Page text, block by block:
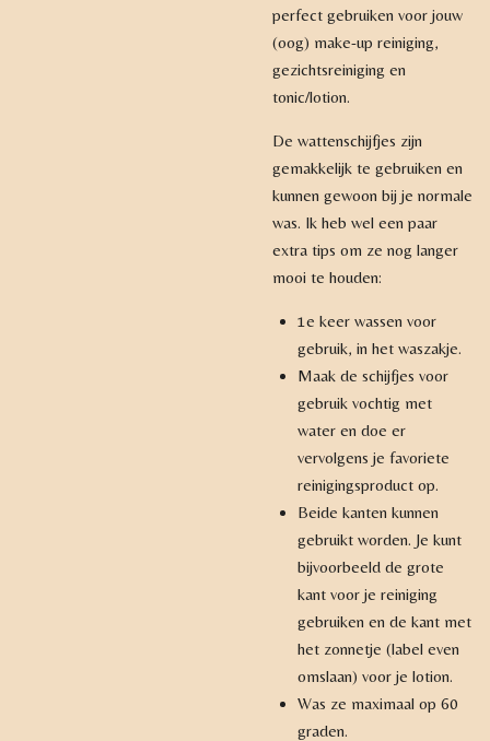
perfect gebruiken voor jouw
(oog) make-up reiniging,
gezichtsreiniging en
tonic/lotion.
De wattenschijfjes zijn
gemakkelijk te gebruiken en
kunnen gewoon bij je normale
was. Ik heb wel een paar
extra tips om ze nog langer
mooi te houden:
1e keer wassen voor
gebruik, in het waszakje.
Maak de schijfjes voor
gebruik vochtig met
water en doe er
vervolgens je favoriete
reinigingsproduct op.
Beide kanten kunnen
gebruikt worden. Je kunt
bijvoorbeeld de grote
kant voor je reiniging
gebruiken en de kant met
het zonnetje (label even
omslaan) voor je lotion.
Was ze maximaal op 60
graden.